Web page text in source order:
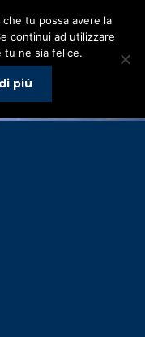
tu possa avere la
continui ad utilizzare
tu ne sia felice.
più